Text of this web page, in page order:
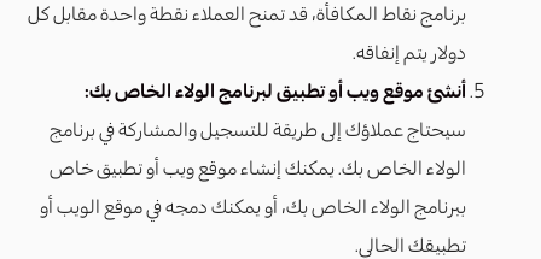
برنامج نقاط المكافأة، قد تمنح العملاء نقطة واحدة مقابل كل
دولار يتم إنفاقه.
أنشئ موقع ويب أو تطبيق لبرنامج الولاء الخاص بك:
سيحتاج عملاؤك إلى طريقة للتسجيل والمشاركة في برنامج
الولاء الخاص بك. يمكنك إنشاء موقع ويب أو تطبيق خاص
ببرنامج الولاء الخاص بك، أو يمكنك دمجه في موقع الويب أو
تطبيقك الحالي.